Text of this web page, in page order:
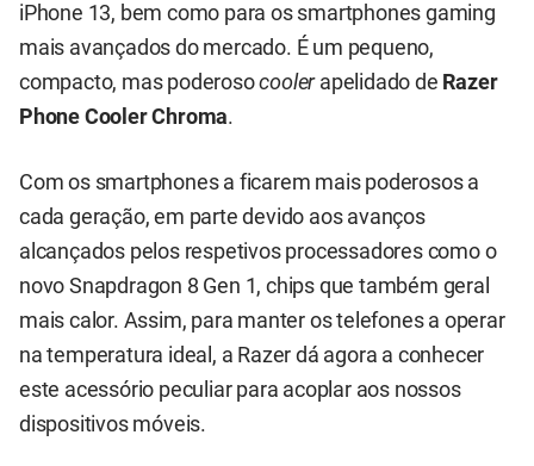
iPhone 13, bem como para os smartphones gaming
mais avançados do mercado. É um pequeno,
compacto, mas poderosocoolerapelidado de Razer
Phone Cooler Chroma.
Com os smartphones a ficarem mais poderosos a
cada geração, em parte devido aos avanços
alcançados pelos respetivos processadores como o
novo Snapdragon 8 Gen 1, chips que também geral
mais calor. Assim, para manter os telefones a operar
na temperatura ideal, a Razer dá agora a conhecer
este acessório peculiar para acoplar aos nossos
dispositivos móveis.